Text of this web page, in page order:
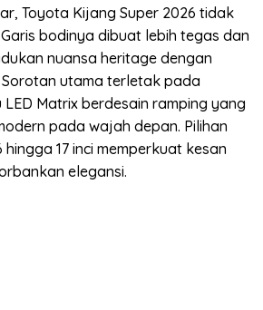
Toyota Kijang Super 2026 tidak
bodinya dibuat lebih tegas dan
nuansa heritage dengan
utama terletak pada
Matrix berdesain ramping yang
pada wajah depan. Pilihan
17 inci memperkuat kesan
elegansi.